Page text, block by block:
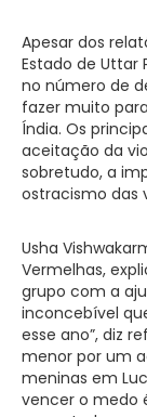
Apesar dos
Estado de Uttar
no número de
fazer muito
Índia. Os
aceitação da
sobretudo, a
ostracismo das
Usha
Vermelhas,
grupo com a
inconcebível
esse ano”, diz
menor por um
meninas em
vencer o medo